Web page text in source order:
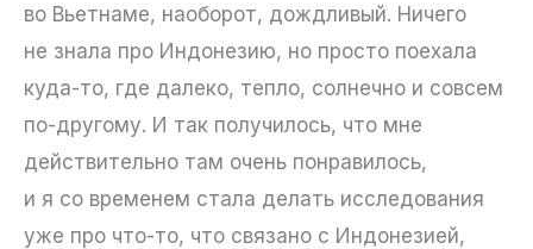
во Вьетнаме, наоборот, дождливый. Ничего
не знала про Индонезию, но просто поехала
куда-то, где далеко, тепло, солнечно и совсем
по-другому. И так получилось, что мне
действительно там очень понравилось,
и я со временем стала делать исследования
уже про что-то, что связано с Индонезией,